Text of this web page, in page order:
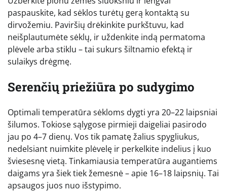
paspauskite, kad sėklos turėtų gerą kontaktą su
dirvožemiu. Paviršių drėkinkite purkštuvu, kad
neišplautumėte sėklų, ir uždenkite indą permatoma
plėvele arba stiklu – tai sukurs šiltnamio efektą ir
sulaikys drėgmę.
Serenčių priežiūra po sudygimo
Optimali temperatūra sėkloms dygti yra 20–22 laipsniai
šilumos. Tokiose sąlygose pirmieji daigeliai pasirodo
jau po 4–7 dienų. Vos tik pamatę žalius spygliukus,
nedelsiant nuimkite plėvelę ir perkelkite indelius į kuo
šviesesnę vietą. Tinkamiausia temperatūra augantiems
daigams yra šiek tiek žemesnė – apie 16–18 laipsnių. Tai
apsaugos juos nuo išstypimo.